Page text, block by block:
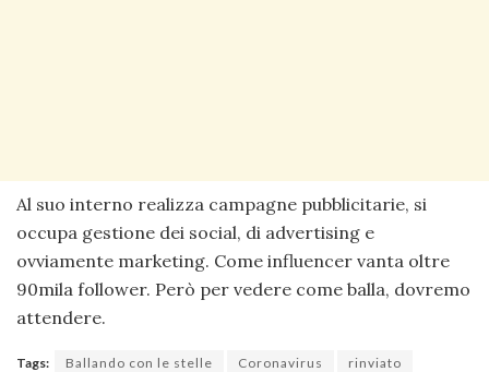
Al suo interno realizza campagne pubblicitarie, si
occupa gestione dei social, di advertising e
ovviamente marketing. Come influencer vanta oltre
90mila follower. Però per vedere come balla, dovremo
attendere.
Tags: Ballando con le stelle Coronavirus rinviato